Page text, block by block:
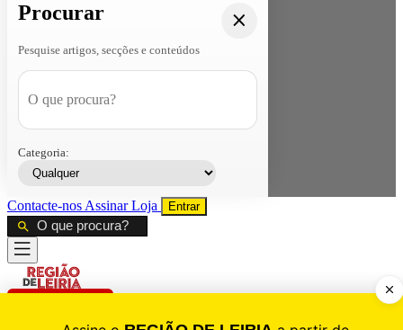
Procurar
Pesquise artigos, secções e conteúdos
Categoria:
Contacte-nos AssinarLoja Entrar